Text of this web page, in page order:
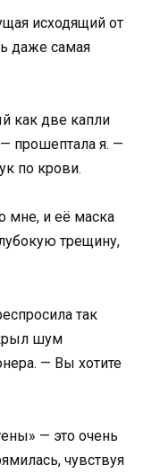
исходящий от
даже самая
как две капли
прошептала я. —
по крови.
мне, и её маска
трещину,
так
шум
— Вы хотите
— это очень
чувствуя